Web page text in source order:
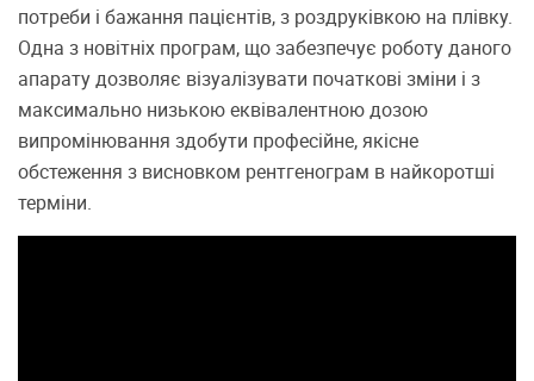
потреби і бажання пацієнтів, з роздруківкою на плівку.
Одна з новітніх програм, що забезпечує роботу даного
апарату дозволяє візуалізувати початкові зміни і з
максимально низькою еквівалентною дозою
випромінювання здобути професійне, якісне
обстеження з висновком рентгенограм в найкоротші
терміни.